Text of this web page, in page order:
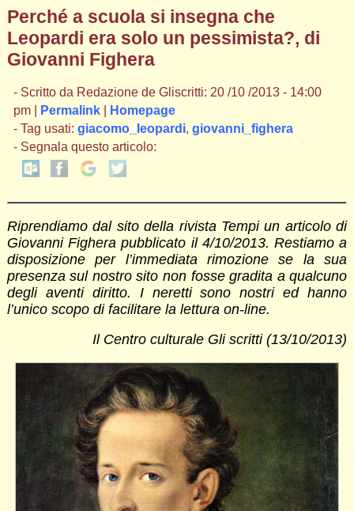
Perché a scuola si insegna che
Leopardi era solo un pessimista?, di
Giovanni Fighera
- Scritto da Redazione de Gliscritti: 20 /10 /2013 - 14:00
pm |
Permalink|
Homepage
- Tag usati: giacomo_leopardi, giovanni_fighera
- Segnala questo articolo:
Riprendiamo dal sito della rivista Tempi un articolo di
Giovanni Fighera pubblicato il 4/10/2013. Restiamo a
disposizione per l’immediata rimozione se la sua
presenza sul nostro sito non fosse gradita a qualcuno
degli aventi diritto. I neretti sono nostri ed hanno
l’unico scopo di facilitare la lettura on-line.
Il Centro culturale Gli scritti (13/10/2013)